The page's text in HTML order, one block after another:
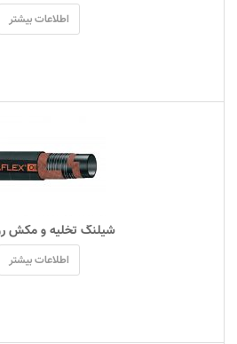
اطلاعات بیشتر
شیلنگ تخلیه و مکش
اطلاعات بیشتر